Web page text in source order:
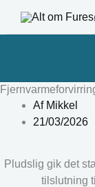
AfMikkel
21/03/2026
Pludslig gik det
tilslutning